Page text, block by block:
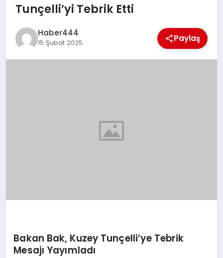
EKONOMI
SPOR
Tunçelli’yi Tebrik Etti
Haber444
15 Şubat 2025 Paylaş
Bakan Bak, Kuzey Tunçelli’ye Tebrik
Mesajı Yayımladı